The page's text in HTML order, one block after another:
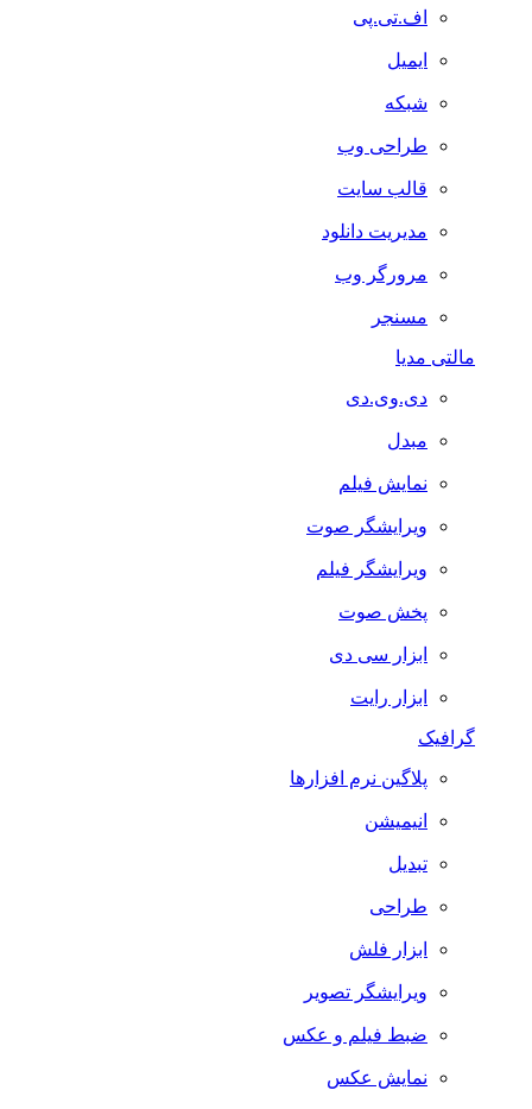
اف.تی.پی
ایمیل
شبکه
طراحی وب
قالب سایت
مدیریت دانلود
مرورگر وب
مسنجر
مالتی مدیا
دی.وی.دی
مبدل
نمایش فیلم
ویرایشگر صوت
ویرایشگر فیلم
پخش صوت
ابزار سی دی
ابزار رایت
گرافیک
پلاگین نرم افزارها
انیمیشن
تبدیل
طراحی
ابزار فلش
ویرایشگر تصویر
ضبط فيلم و عكس
نمایش عکس